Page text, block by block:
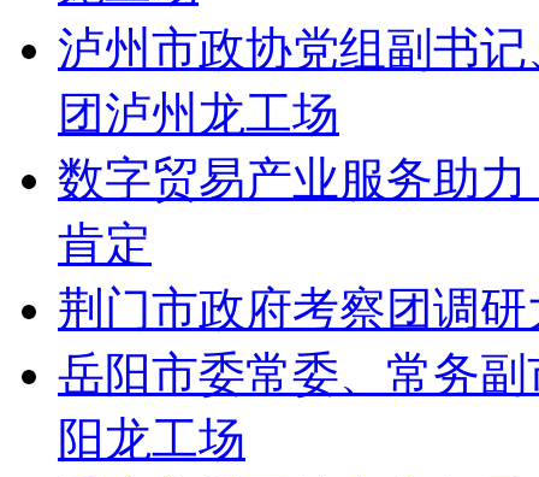
泸州市政协党组副书
团泸州龙工场
数字贸易产业服务助
肯定
荆门市政府考察团调
岳阳市委常委、常务
阳龙工场